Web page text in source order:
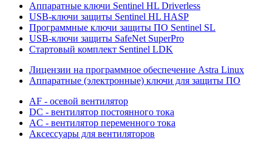
Аппаратные ключи Sentinel HL Driverless
USB-ключи защиты Sentinel HL HASP
Программные ключи защиты ПО Sentinel SL
USB-ключи защиты SafeNet SuperPro
Стартовый комплект Sentinel LDK
Лицензии на программное обеспечение Astra Linux
Аппаратные (электронные) ключи для защиты ПО
AF - осевой вентилятор
DC - вентилятор постоянного тока
AC - вентилятор переменного тока
Аксессуары для вентиляторов